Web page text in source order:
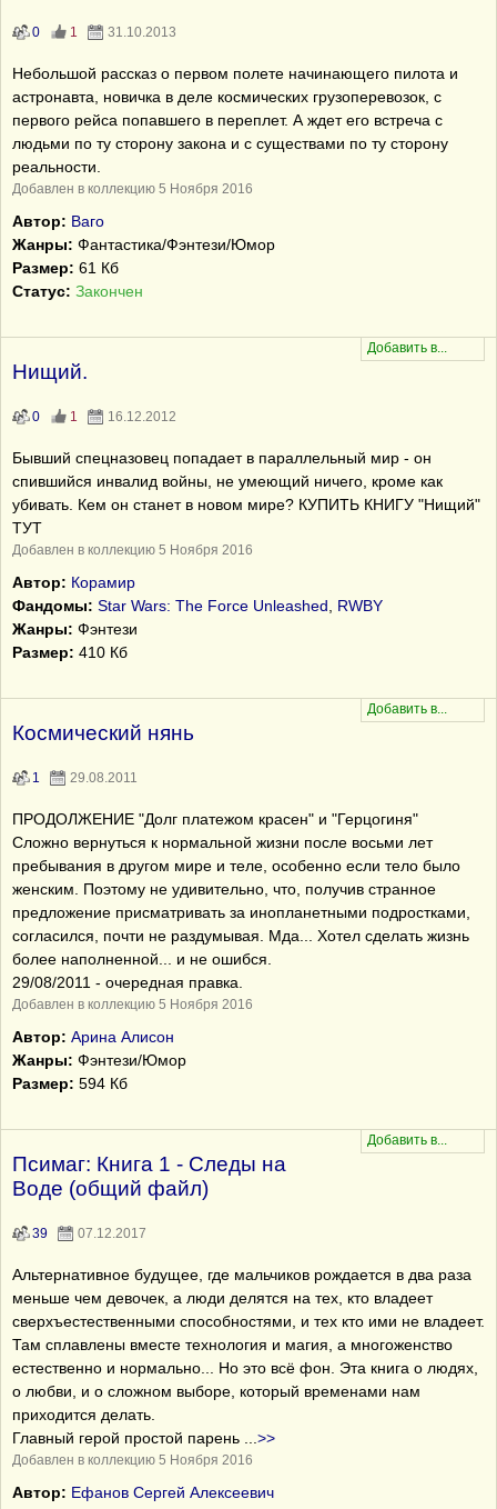
0 1 31.10.2013
Небольшой рассказ о первом полете начинающего пилота и
астронавта, новичка в деле космических грузоперевозок, с
первого рейса попавшего в переплет. А ждет его встреча с
людьми по ту сторону закона и с существами по ту сторону
реальности.
Добавлен в коллекцию 5 Ноября 2016
Автор: Ваго
Жанры: Фантастика/Фэнтези/Юмор
Размер: 61 Кб
Статус: Закончен
Нищий.
0 1 16.12.2012
Бывший спецназовец попадает в параллельный мир - он
спившийся инвалид войны, не умеющий ничего, кроме как
убивать. Кем он станет в новом мире? КУПИТЬ КНИГУ "Нищий"
ТУТ
Добавлен в коллекцию 5 Ноября 2016
Автор: Корамир
Фандомы: Star Wars: The Force Unleashed
RWBY
Жанры: Фэнтези
Размер: 410 Кб
Космический нянь
1 29.08.2011
ПРОДОЛЖЕНИЕ "Долг платежом красен" и "Герцогиня"
Сложно вернуться к нормальной жизни после восьми лет
пребывания в другом мире и теле, особенно если тело было
женским. Поэтому не удивительно, что, получив странное
предложение присматривать за инопланетными подростками,
согласился, почти не раздумывая. Мда... Хотел сделать жизнь
более наполненной... и не ошибся.
29/08/2011 - очередная правка.
Добавлен в коллекцию 5 Ноября 2016
Автор: Арина Алисон
Жанры: Фэнтези/Юмор
Размер: 594 Кб
Псимаг: Книга 1 - Следы на
Воде (общий файл)
39 07.12.2017
Альтернативное будущее, где мальчиков рождается в два раза
меньше чем девочек, а люди делятся на тех, кто владеет
сверхъестественными способностями, и тех кто ими не владеет.
Там сплавлены вместе технология и магия, а многоженство
естественно и нормально... Но это всё фон. Эта книга о людях,
о любви, и о сложном выборе, который временами нам
приходится делать.
Главный герой простой парень
>>
Добавлен в коллекцию 5 Ноября 2016
Автор: Ефанов Сергей Алексеевич